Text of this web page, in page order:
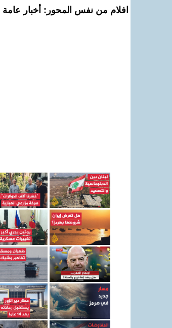
افلام من نفس المحور: أخبار عامة